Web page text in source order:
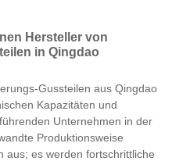
Hersteller von
in Qingdao
Gussteilen aus Qingdao
Kapazitäten und
Unternehmen in der
Produktionsweise
aus; es werden fortschrittliche